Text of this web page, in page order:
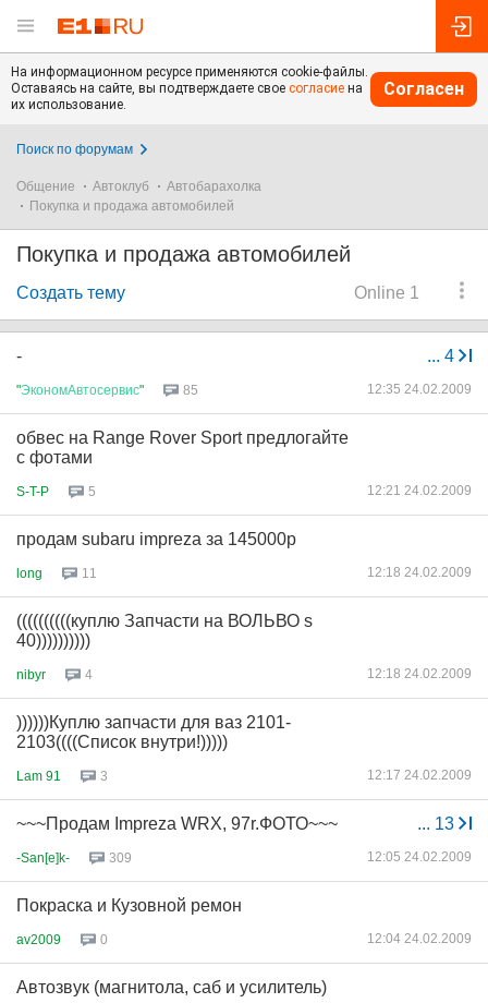
На информационном ресурсе применяются cookie-файлы.
Оставаясь на сайте, вы подтверждаете свое согласие на
их использование.
Согласен
Поиск по форумам
Общение Автоклуб
Автобарахолка
Покупка и продажа автомобилей
Покупка и продажа автомобилей
Online 1
Создать тему
... 4
-
"ЭкономАвтосервис" 85 12:35 24.02.2009
обвес на Range Rover Sport предлогайте
с фотами
S-T-P 5 12:21 24.02.2009
продам subaru impreza за 145000р
long 11 12:18 24.02.2009
((((((((((куплю Запчасти на ВОЛЬВО s
40))))))))))
nibyr 4 12:18 24.02.2009
))))))Куплю запчасти для ваз 2101-
2103((((Список внутри!)))))
Lam 91 3 12:17 24.02.2009
... 13
~~~Продам Impreza WRX, 97r.ФОТО~~~
-San[e]k- 309 12:05 24.02.2009
Покраска и Кузовной ремон
av2009 0 12:04 24.02.2009
Автозвук (магнитола, саб и усилитель)